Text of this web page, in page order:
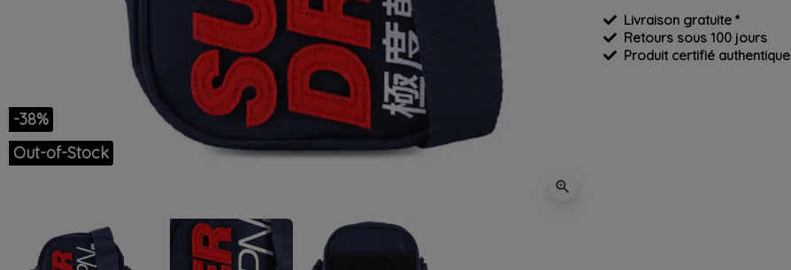
-38%
Out-of-Stock
zoom_in
Livraison gratuite *
Retours sous 100 jours
Produit certifié authentique